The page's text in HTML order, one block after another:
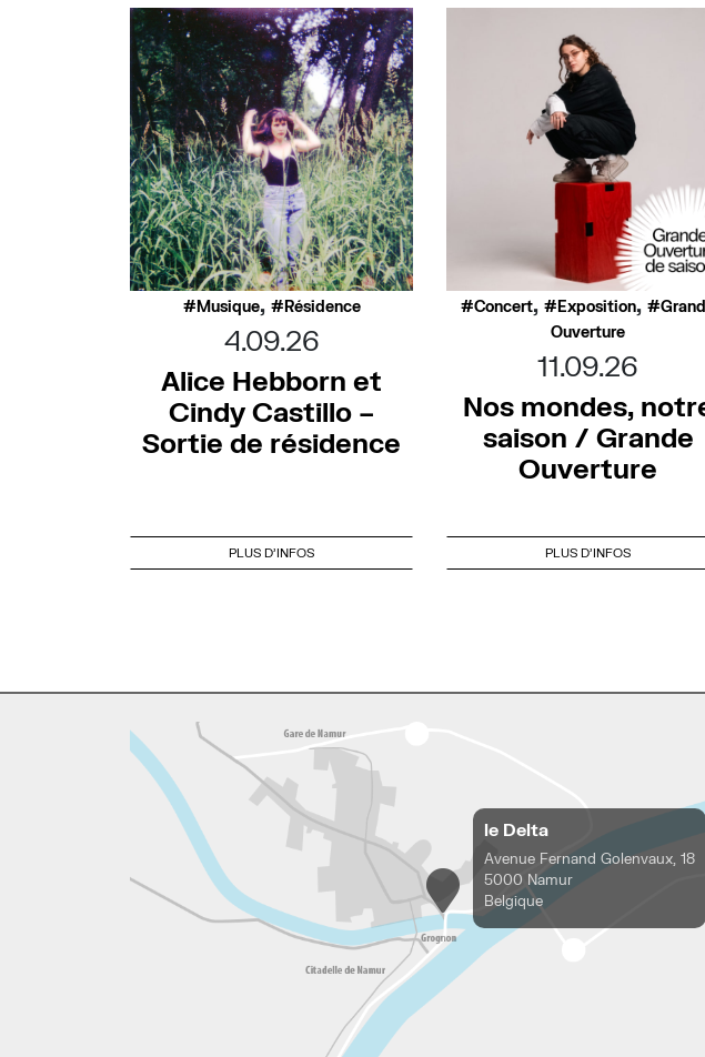
Musique, Résidence
4.09.26
Alice Hebborn et
Cindy Castillo –
Sortie de résidence
PLUS D'INFOS
Concert, Exposition,
Ouverture
11.09.26
Nos mondes,
saison / Grande
Ouverture
PLUS D'INFOS
le Delta
Avenue Fernand Golenvaux, 18
5000 Namur
Belgique